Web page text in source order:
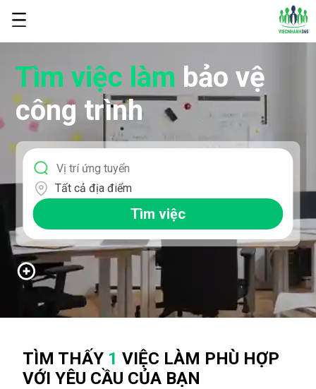
Tìm việc làm bảo vệ
công trình
Tất cả địa điểm
Tìm việc
TÌM THẤY 1 VIỆC LÀM PHÙ HỢP
VỚI YÊU CẦU CỦA BẠN